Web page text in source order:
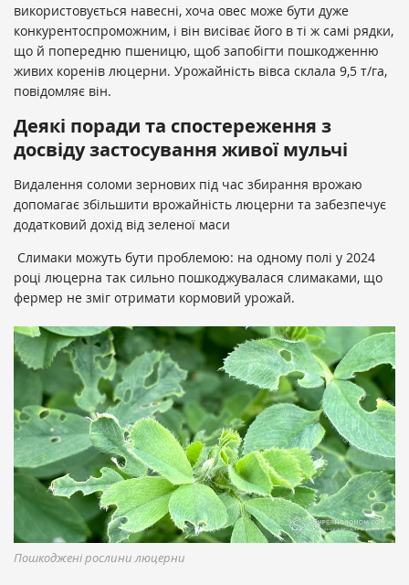
використовується навесні, хоча овес може бути дуже
конкурентоспроможним, і він висіває його в ті ж самі рядки,
що й попередню пшеницю, щоб запобігти пошкодженню
живих коренів люцерни. Урожайність вівса склала 9,5 т/га,
повідомляє він.
Деякі поради та спостереження з
досвіду застосування живої мульчі
Видалення соломи зернових під час збирання врожаю
допомагає збільшити врожайність люцерни та забезпечує
додатковий дохід від зеленої маси
Слимаки можуть бути проблемою: на одному полі у 2024
році люцерна так сильно пошкоджувалася слимаками, що
фермер не зміг отримати кормовий урожай.
Пошкоджені рослини люцерни